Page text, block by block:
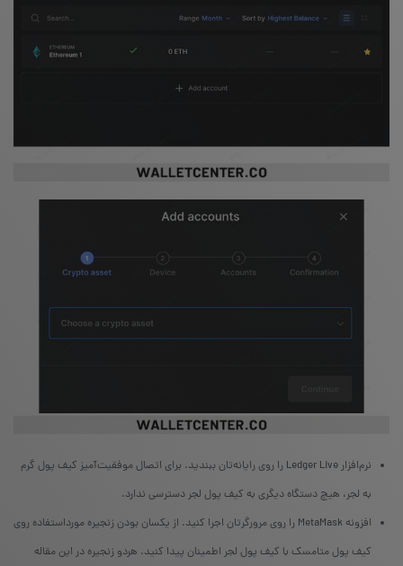
نرم‌افزار Ledger Live را روی رایانه‌تان ببندید. برای اتصال موفقیت‌آمیز کیف پول گرم
به لجر، هیچ دستگاه دیگری به کیف پول لجر دسترسی ندارد.
افزونه‌ MetaMask را روی مرورگرتان اجرا کنید. از یکسان بودن زنجیره‌ مورداستفاده روی
کیف پول متامسک با کیف پول لجر اطمینان پیدا کنید. هردو زنجیره در این مقاله